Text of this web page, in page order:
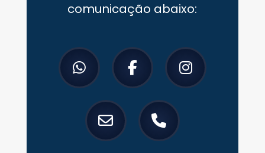
comunicação abaixo: